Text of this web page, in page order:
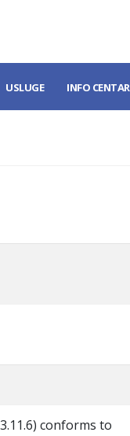
USLUGE INFO CENTAR
conforms to